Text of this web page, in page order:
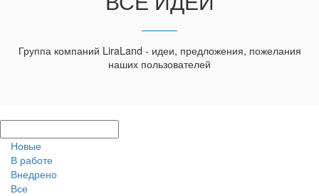
Группа компаний LiraLand - идеи, предложения, пожелания
наших пользователей
Новые
В работе
Внедрено
Все